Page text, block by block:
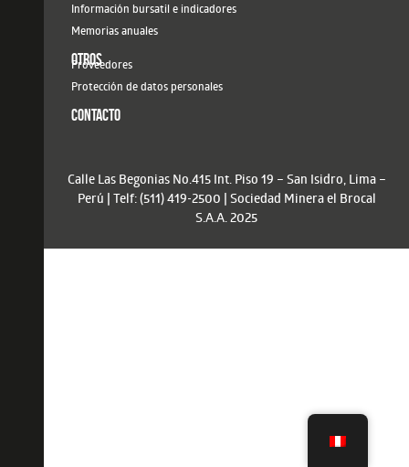
Información bursatil e indicadores
Memorias anuales
OTROS
Proveedores
Protección de datos personales
CONTACTO
Calle Las Begonias No.415 Int. Piso 19 – San Isidro, Lima –
Perú | Telf: (511) 419-2500 | Sociedad Minera el Brocal
S.A.A. 2025